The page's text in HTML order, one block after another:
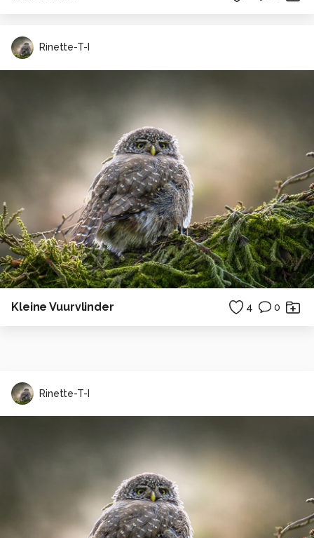
Rinette-T-I
Kleine Vuurvlinder 4 0
Rinette-T-I